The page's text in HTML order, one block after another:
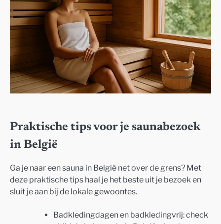
Praktische tips voor je saunabezoek
in België
Ga je naar een sauna in België net over de grens? Met
deze praktische tips haal je het beste uit je bezoek en
sluit je aan bij de lokale gewoontes.
Badkledingdagen en badkledingvrij: check